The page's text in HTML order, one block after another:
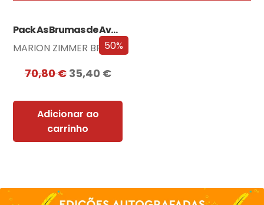
50%
Pack As Brumas de Avalon
MARION ZIMMER BRADLEY
70,80€ 35,40 €
Adicionar ao
carrinho